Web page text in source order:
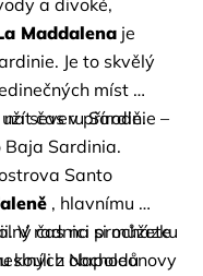
a divoké,
Maddalena je
Je to skvělý
míst
čas v přírodě.
severu Sardinie –
Baja Sardinia.
Santo
, hlavnímu
čas na procházku
obchodů
V radnici si můžete
kouli z Napoleonovy